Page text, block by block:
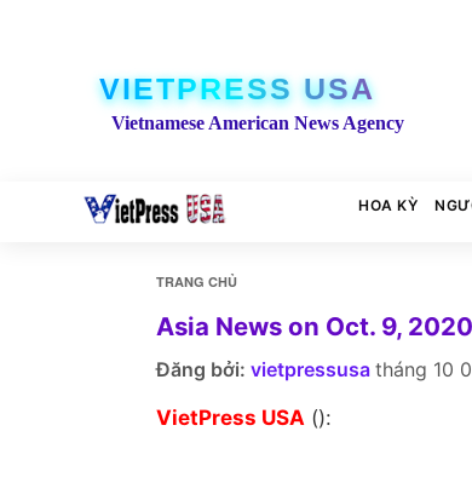
VIETPRESS USA
Vietnamese American News Agency
HOA KỲ
TRANG CHỦ
Asia News on Oct. 9, 2020
Đăng bởi: vietpressusa tháng 10
VietPress USA ():